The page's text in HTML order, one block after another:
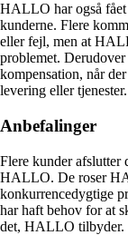
HALLO har også fået
kunderne. Flere
eller fejl, men at
problemet.
kompensation, når
levering eller tjenester.
Anbefalinger
Flere kunder afslutter
HALLO. De roser
konkurrencedygtige
har haft behov for at
det, HALLO tilbyder.